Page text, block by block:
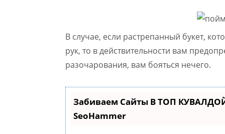
В случае, если растрепанный букет,
рук, то в действительности вам
разочарования, вам бояться нечего.
Забиваем Сайты В ТОП
SeoHammer